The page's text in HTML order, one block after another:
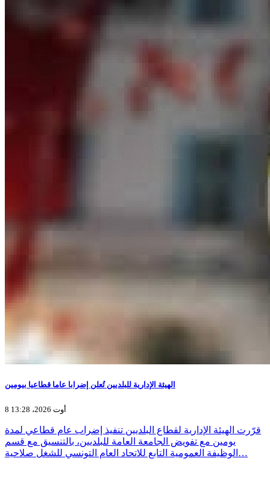
الهيئة الإدارية للبلديين تُعلن إضرابا عاما قطاعيا بيومين
8 أوت 2026، 13:28
قرّرت الهيئة الإدارية لقطاع البلديين تنفيذ إضراب عام قطاعي لمدة
يومين مع تفويض الجامعة العامة للبلديين، بالتنسيق مع قسم
الوظيفة العمومية التابع للاتحاد العام التونسي للشغل صلاحية…